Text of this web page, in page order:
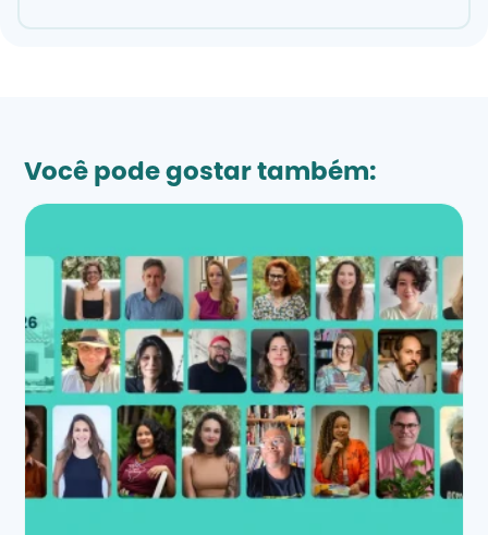
Você pode gostar também: